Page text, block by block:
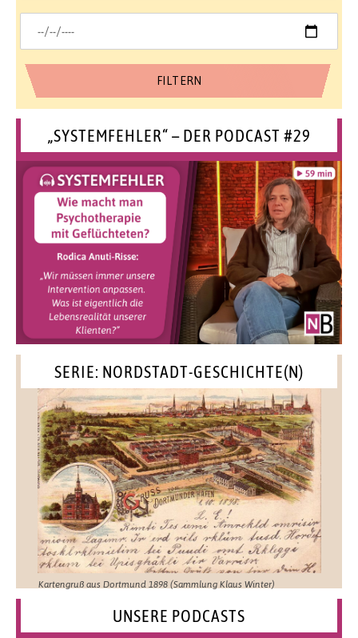
„SYSTEMFEHLER“ – DER PODCAST #29
SERIE: NORDSTADT-GESCHICHTE(N)
Kartengruß aus Dortmund 1898 (Sammlung Klaus Winter)
UNSERE PODCASTS